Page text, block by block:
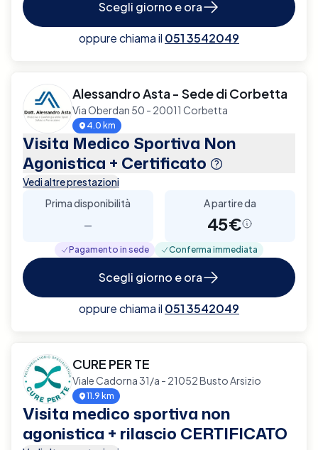
Scegli giorno e ora
oppure chiama il 051 3542049
Alessandro Asta - Sede di Corbetta
Via Oberdan 50 - 20011 Corbetta
4.0 km
Visita Medico Sportiva Non
Agonistica + Certificato
Vedi altre prestazioni
Prima disponibilità
-
A partire da
45€
Pagamento in sede Conferma immediata
Scegli giorno e ora
oppure chiama il 051 3542049
CURE PER TE
Viale Cadorna 31/a - 21052 Busto Arsizio
11.9 km
Visita medico sportiva non
agonistica + rilascio CERTIFICATO